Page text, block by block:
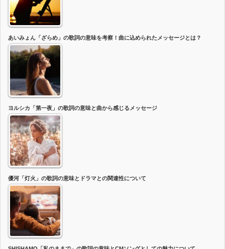
あいみょん「ざらめ」の歌詞の意味を考察！曲に込められたメッセージとは？
ヨルシカ「第一夜」の歌詞の意味と曲から感じるメッセージ
優河「灯火」の歌詞の意味とドラマとの関連性について